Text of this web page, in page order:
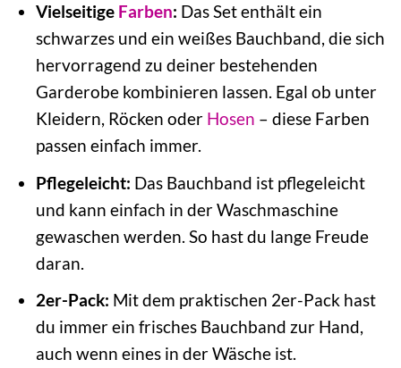
Vielseitige Farben: Das Set enthält ein
schwarzes und ein weißes Bauchband, die sich
hervorragend zu deiner bestehenden
Garderobe kombinieren lassen. Egal ob unter
Kleidern, Röcken oder Hosen – diese Farben
passen einfach immer.
Pflegeleicht: Das Bauchband ist pflegeleicht
und kann einfach in der Waschmaschine
gewaschen werden. So hast du lange Freude
daran.
2er-Pack: Mit dem praktischen 2er-Pack hast
du immer ein frisches Bauchband zur Hand,
auch wenn eines in der Wäsche ist.